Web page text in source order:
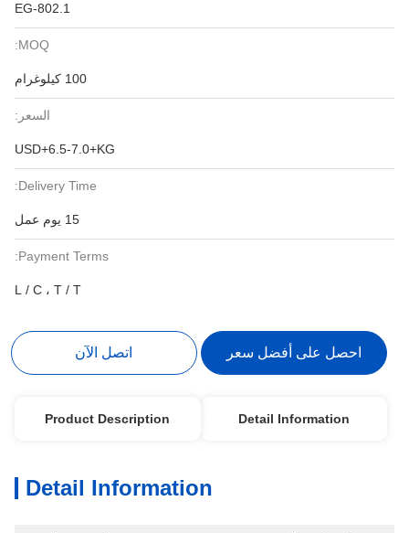
EG-802.1
MOQ:
100 كيلوغرام
السعر:
USD+6.5-7.0+KG
Delivery Time:
15 يوم عمل
Payment Terms:
L / C ، T / T
احصل على أفضل سعر اتصل الآن
Detail Information
Product Description
Detail Information